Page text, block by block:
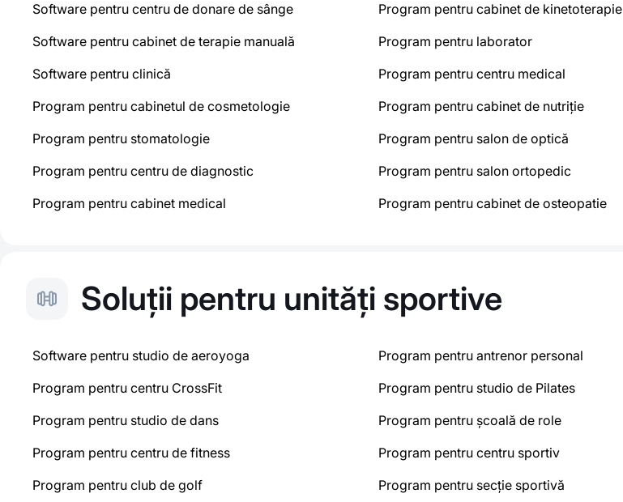
Software pentru centru de donare de sânge
Software pentru cabinet de terapie manuală
Software pentru clinică
Program pentru cabinetul de cosmetologie
Program pentru stomatologie
Program pentru centru de diagnostic
Program pentru cabinet medical
Program pentru cabinet de kinetoterapie
Program pentru laborator
Program pentru centru medical
Program pentru cabinet de nutriție
Program pentru salon de optică
Program pentru salon ortopedic
Program pentru cabinet de osteopatie
Soluții pentru unități sportive
Software pentru studio de aeroyoga
Program pentru centru CrossFit
Program pentru studio de dans
Program pentru centru de fitness
Program pentru club de golf
Program pentru antrenor personal
Program pentru studio de Pilates
Program pentru școală de role
Program pentru centru sportiv
Program pentru secție sportivă